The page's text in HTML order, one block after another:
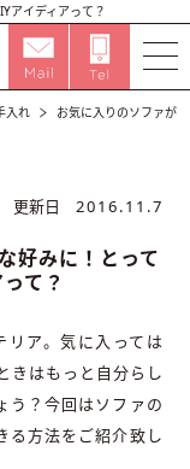
アイディアって？
入れ お気に入りのソファが
更新日 2016.11.7
好みに！とって
て？
ア。気に入っては
きはもっと自分らし
う？今回はソファの
る方法をご紹介致し